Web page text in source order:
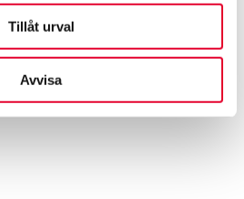
Tillåt urval
Avvisa